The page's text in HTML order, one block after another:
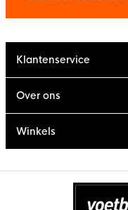
Klantenservice
Over ons
Winkels